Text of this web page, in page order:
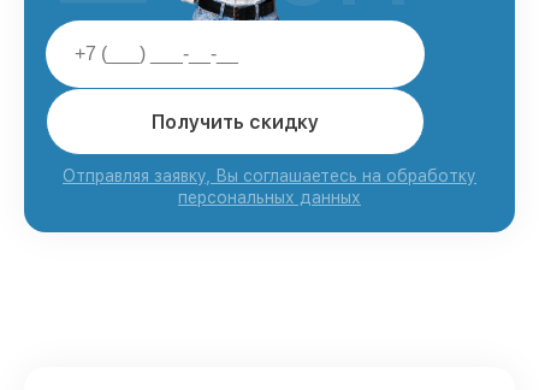
Получить скидку
Отправляя заявку, Вы соглашаетесь на обработку
персональных данных